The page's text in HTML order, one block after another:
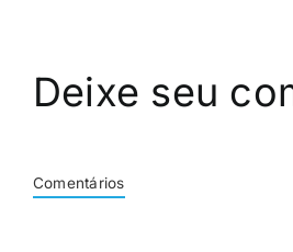
Deixe seu
Comentários